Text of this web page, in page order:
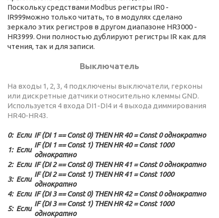
Поскольку средствами Modbus регистры IR0 -
IR999можно только читать, то в модулях сделано
зеркало этих регистров в другом диапазоне HR3000 -
HR3999. Они полностью дублируют регистры IR как для
чтения, так и для записи.
Выключатель
На входы 1, 2, 3, 4 подключены выключатели, герконы
или дискретные датчики относительно клеммы GND.
Используется 4 входа DI1-DI4 и 4 выхода диммирования
HR40-HR43.
0: Если IF (DI 1 == Const 0) THEN HR 40 = Const 0 однократно
1: Если
IF (DI 1 == Const 1) THEN HR 40 = Const 1000
однократно
2: Если IF (DI 2 == Const 0) THEN HR 41 = Const 0 однократно
3: Если
IF (DI 2 == Const 1) THEN HR 41 = Const 1000
однократно
4: Если IF (DI 3 == Const 0) THEN HR 42 = Const 0 однократно
5: Если
IF (DI 3 == Const 1) THEN HR 42 = Const 1000
однократно